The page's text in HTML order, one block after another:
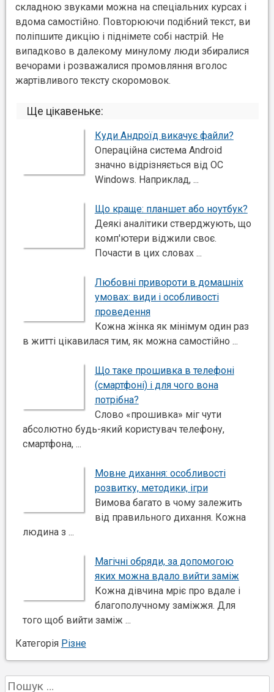
складною звуками можна на спеціальних курсах і
вдома самостійно. Повторюючи подібний текст, ви
поліпшите дикцію і піднімете собі настрій. Не
випадково в далекому минулому люди збиралися
вечорами і розважалися промовляння вголос
жартівливого тексту скоромовок.
Ще цікавеньке:
Куди Андроїд викачує файли?
Операційна система Android
значно відрізняється від ОС
Windows. Наприклад, ...
Що краще: планшет або ноутбук?
Деякі аналітики стверджують, що
комп'ютери віджили своє.
Почасти в цих словах ...
Любовні привороти в домашніх
умовах: види і особливості
проведення
Кожна жінка як мінімум один раз
в житті цікавилася тим, як можна самостійно ...
Що таке прошивка в телефоні
(смартфоні) і для чого вона
потрібна?
Слово «прошивка» міг чути
абсолютно будь-який користувач телефону,
смартфона, ...
Мовне дихання: особливості
розвитку, методики, ігри
Вимова багато в чому залежить
від правильного дихання. Кожна
людина з ...
Магічні обряди, за допомогою
яких можна вдало вийти заміж
Кожна дівчина мріє про вдале і
благополучному заміжжя. Для
того щоб вийти заміж ...
Категорія Різне
Пошук: